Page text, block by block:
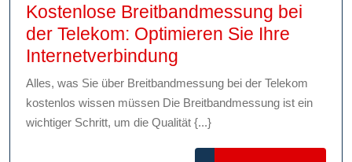
Kostenlose Breitbandmessung bei
der Telekom: Optimieren Sie Ihre
Internetverbindung
Breitbandmessung
bei
der
Telekom:
Alles, was Sie über Breitbandmessung bei der Telekom
kostenlos wissen müssen Die Breitbandmessung ist ein
wichtiger Schritt, um die Qualität {...}